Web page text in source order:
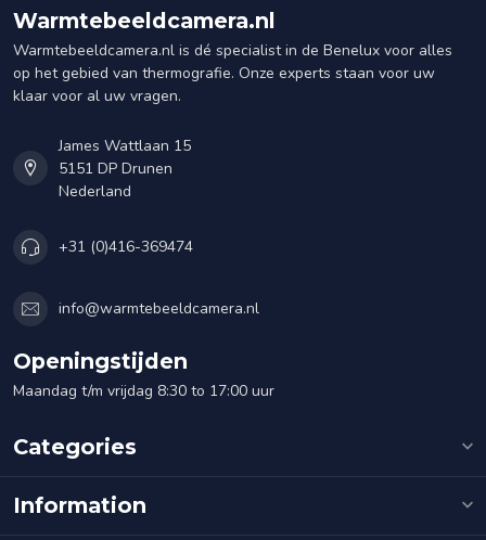
Warmtebeeldcamera.nl
Warmtebeeldcamera.nl is dé specialist in de Benelux voor alles
op het gebied van thermografie. Onze experts staan voor uw
klaar voor al uw vragen.
James Wattlaan 15
5151 DP Drunen
Nederland
+31 (0)416-369474
info@warmtebeeldcamera.nl
Openingstijden
Maandag t/m vrijdag 8:30 to 17:00 uur
Categories
Information